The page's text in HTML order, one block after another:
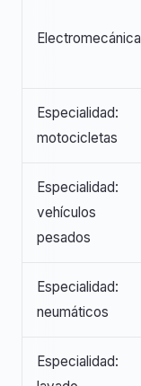
Electromecánica
Especialidad:
motocicletas
Especialidad:
vehículos
pesados
Especialidad:
neumáticos
Especialidad: